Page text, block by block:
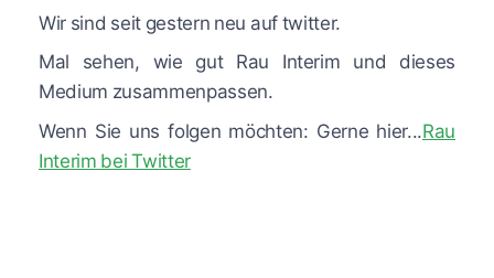
Wir sind seit gestern neu auf twitter.
Mal sehen, wie gut Rau Interim und dieses
Medium zusammenpassen.
Wenn Sie uns folgen möchten: Gerne hier...Rau
Interim bei Twitter